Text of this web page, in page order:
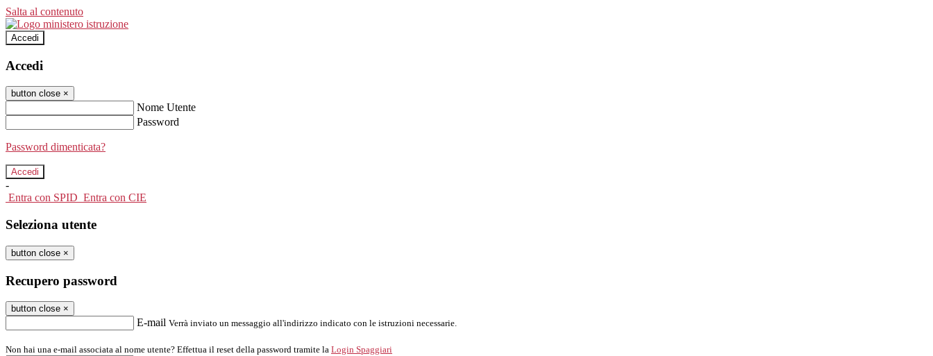
Salta al contenuto
Accedi
Accedi
button close ×
Nome Utente
Password
Password dimenticata?
-
Entra con SPID Entra con CIE
Seleziona utente
button close ×
Recupero password
button close ×
E-mail Verrà inviato un messaggio all'indirizzo indicato con le istruzioni necessarie.
Non hai una e-mail associata al nome utente? Effettua il reset della password tramite la Login Spaggiari